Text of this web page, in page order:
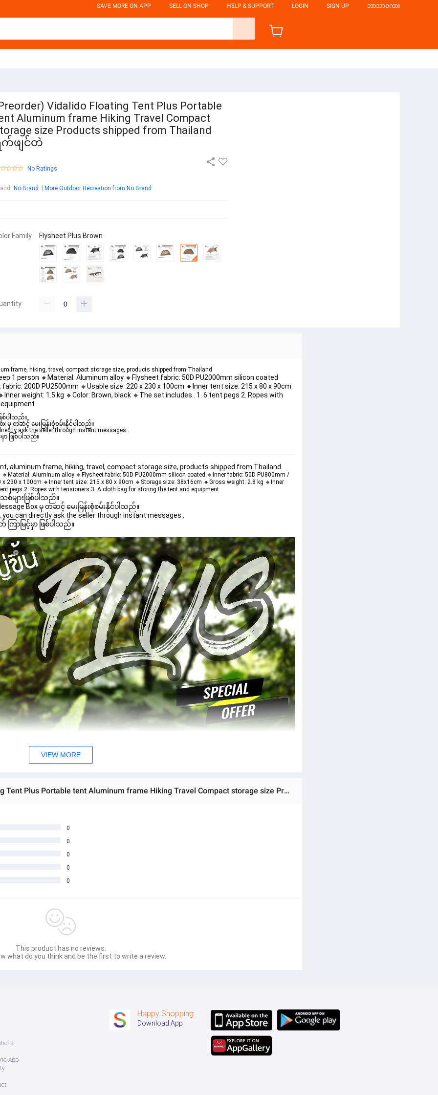
SAVE MORE ON APP SELL ON SHOP HELP & SUPPORT LOGIN SIGN UP ဘာသာစကား
Vidalido Floating Tent Plus Portable
Aluminum frame Hiking Travel Compact
size Products shipped from Thailand
က်ဖျင်တဲ
No Ratings
: No Brand More Outdoor Recreation from No Brand
Family Flysheet Plus Brown
frame, hiking, travel, compact storage size, products shipped from Thailand
1 person 🔸Material: Aluminum alloy 🔸Flysheet fabric: 50D PU2000mm silicon coated
200D PU2500mm 🔸Usable size: 220 x 230 x 100cm 🔸Inner tent size: 215 x 80 x 90cm
weight: 1.5 kg 🔸Color: Brown, black 🔸The set includes.. 1. 6 tent pegs 2. Ropes with
စ်ပါသည်။
မှ တဆင့် မေးမြန်းစုံစမ်းနိုင်ပါသည်။
ask the seller through instant messages .
ာ ဖြစ်ပါသည်။
aluminum frame, hiking, travel, compact storage size, products shipped from Thailand
Aluminum alloy 🔸Flysheet fabric: 50D PU2000mm silicon coated 🔸Inner fabric: 50D PU800mm /
230 x 100cm 🔸Inner tent size: 215 x 80 x 90cm 🔸Storage size: 38x16cm 🔸Gross weight: 2.8 kg 🔸Inner
pegs 2. Ropes with tensioners 3. A cloth bag for storing the tent and equipment
များဖြစ်ပါသည်။
Box မှ တဆင့် မေးမြန်းစုံစမ်းနိုင်ပါသည်။
can directly ask the seller through instant messages .
ကြာမြင့်မှာ ဖြစ်ပါသည်။
VIEW MORE
Ratings & Reviews of (Preorder) Vidalido Floating Tent Plus Portable tent Aluminum frame Hiking Travel Compact storage size Products shipped from Thailand ရွက်ဖျင်တဲ
0
0
0
0
0
This product has no reviews.
what do you think and be the first to write a review.
App
Happy Shopping
Download App